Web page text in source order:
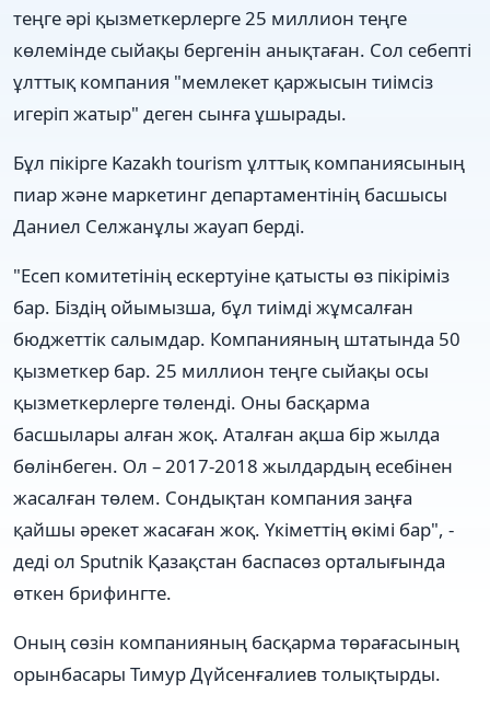
теңге әрі қызметкерлерге 25 миллион теңге
көлемінде сыйақы бергенін анықтаған. Сол себепті
ұлттық компания "мемлекет қаржысын тиімсіз
игеріп жатыр" деген сынға ұшырады.
Бұл пікірге Kazakh tourism ұлттық компаниясының
пиар және маркетинг департаментінің басшысы
Даниел Селжанұлы жауап берді.
"Есеп комитетінің ескертуіне қатысты өз пікіріміз
бар. Біздің ойымызша, бұл тиімді жұмсалған
бюджеттік салымдар. Компанияның штатында 50
қызметкер бар. 25 миллион теңге сыйақы осы
қызметкерлерге төленді. Оны басқарма
басшылары алған жоқ. Аталған ақша бір жылда
бөлінбеген. Ол – 2017-2018 жылдардың есебінен
жасалған төлем. Сондықтан компания заңға
қайшы әрекет жасаған жоқ. Үкіметтің өкімі бар", -
деді ол Sputnik Қазақстан баспасөз орталығында
өткен брифингте.
Оның сөзін компанияның басқарма төрағасының
орынбасары Тимур Дүйсенғалиев толықтырды.